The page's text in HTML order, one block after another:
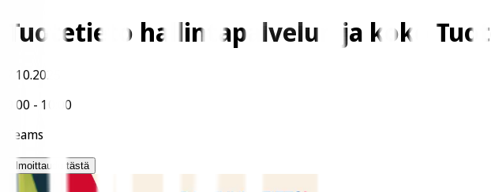
Tuotetieto hallintapalvelun ja koko
7.10.2025
9:00 - 10:00
Teams
Ilmoittaudu tästä